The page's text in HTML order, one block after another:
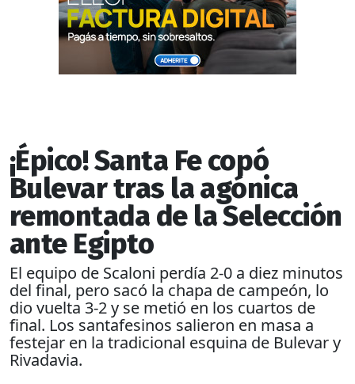
¡Épico! Santa Fe copó
Bulevar tras la agónica
remontada de la Selección
ante Egipto
El equipo de Scaloni perdía 2-0 a diez minutos
del final, pero sacó la chapa de campeón, lo
dio vuelta 3-2 y se metió en los cuartos de
final. Los santafesinos salieron en masa a
festejar en la tradicional esquina de Bulevar y
Rivadavia.